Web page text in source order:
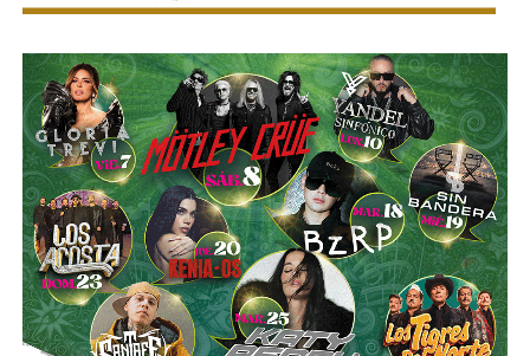
la compañía.
Esa conversión todavía no ocurre: se proyecta para 2027.
Azcárraga ha reducido considerablemente sus acciones
de la compañía, aunque conserva (vía un fideicomiso
familiar y una clase especial de acciones) el control formal
del voto de la empresa, independientemente de cuánto
capital tenga cada quien. En resumidas cuentas, aunque
Emilio Azcárraga tiene el poder de decisión,el mismo
financiero que reparte el control de El Realito con los
dos hombres más poderosos de Televisa está, al
mismo tiempo, camino a convertirse en el mayor
dueño accionario de la propia televisora.